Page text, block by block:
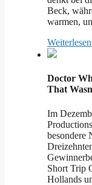
Beck,
warmen,
Doctor
That
Im
besondere
Short Trip
Hollands